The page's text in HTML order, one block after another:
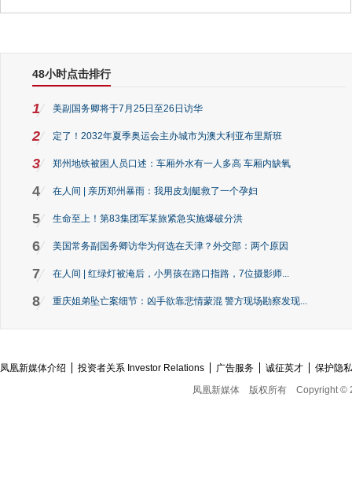
48小时点击排行
1 美副国务卿将于7月25日至26日访华
2 定了！2032年夏季奥运会主办城市为澳大利亚布里斯班
3 郑州地铁被困人员口述：车厢外水有一人多高 车厢内缺氧
4 在人间 | 亲历郑州暴雨：我用皮划艇救了一个孕妇
5 生命至上！第83集团军某旅紧急实施爆破分洪
6 美国常务副国务卿访华为何选在天津？外交部：两个原因
7 在人间 | 红绿灯被淹后，小男孩在路口指路，7位摄影师...
8 重庆姐弟坠亡案细节：凶手欲靠悲情蒙混 警方现场勘察发现...
凤凰新媒体介绍 投资者关系 Investor Relations 广告服务 诚征英才
保护隐
凤凰新媒体
版权所有 Copyright ©